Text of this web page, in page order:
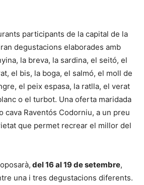
participants de la capital de la
degustacions elaborades amb
la breva, la sardina, el seitó, el
el bis, la boga, el salmó, el moll de
el peix espasa, la ratlla, el verat
o el turbot. Una oferta maridada
cava Raventós Codorniu, a un preu
que permet recrear el millor del
del 16 al 19 de setembre,
una i tres degustacions diferents.